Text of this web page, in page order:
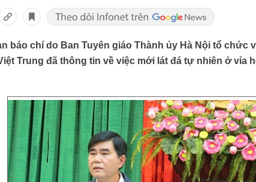
báo chí do Ban Tuyên giáo Thành ủy Hà Nội tổ chức
Trung đã thông tin về việc mới lát đá tự nhiên ở vỉa